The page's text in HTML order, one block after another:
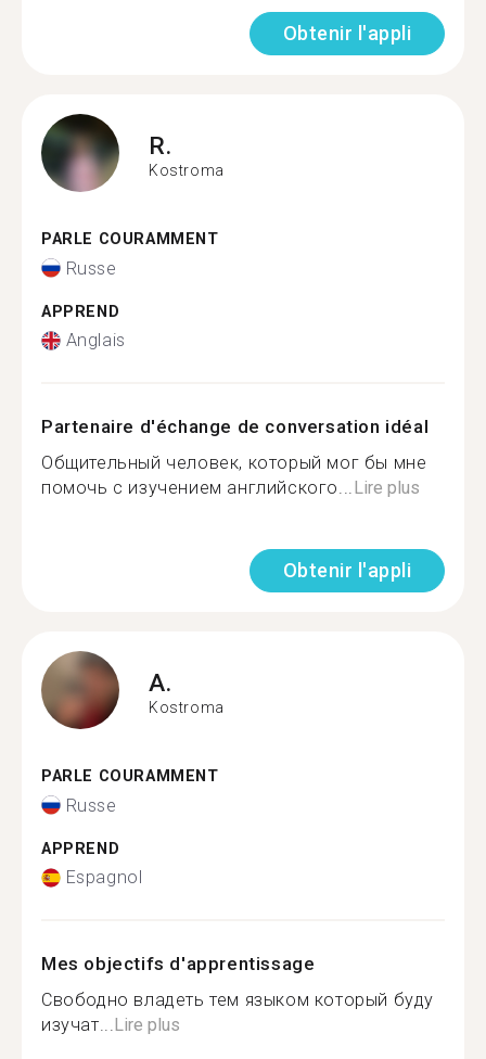
Obtenir l'appli
R.
Kostroma
PARLE COURAMMENT
Russe
APPREND
Anglais
Partenaire d'échange de conversation idéal
Общительный человек, который мог бы мне
помочь с изучением английского...Lire plus
Obtenir l'appli
A.
Kostroma
PARLE COURAMMENT
Russe
APPREND
Espagnol
Mes objectifs d'apprentissage
Свободно владеть тем языком который буду
изучат...Lire plus